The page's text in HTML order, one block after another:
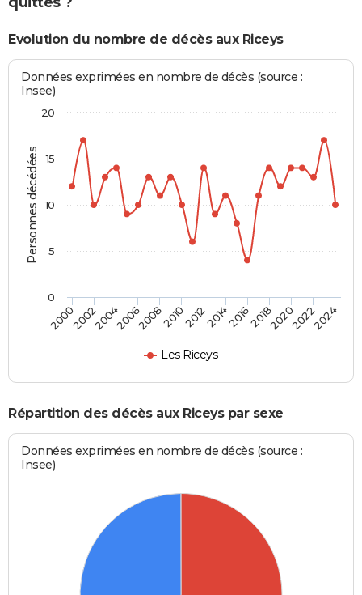
Evolution du nombre de décès aux Riceys
Personnes décédées
Données exprimées en nombre de décès (source :
Insee)
Les Riceys
2000200220042006200820102012201420162018202020222024
0
5
10
15
20
Répartition des décès aux Riceys par sexe
Données exprimées en nombre de décès (source :
Insee)